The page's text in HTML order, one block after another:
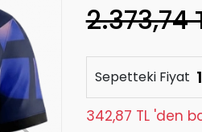
2.373,74
Sepetteki Fiyat
342,87 TL 'den